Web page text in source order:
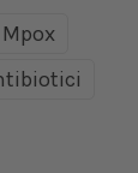
Mpox